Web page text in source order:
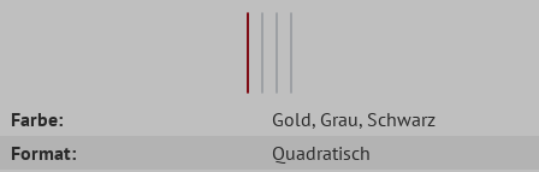
Farbe: Gold, Grau, Schwarz
Format:
Quadratisch